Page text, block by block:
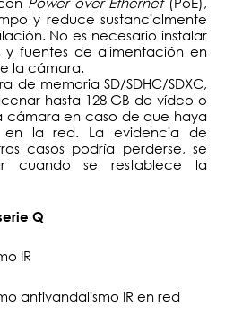
y reduce sustancialmente
No es necesario instalar
y fuentes de alimentación en
la cámara.
de memoria SD/SDHC/SDXC,
hasta 128 GB de vídeo o
cámara en caso de que haya
en la red. La evidencia de
casos podría perderse, se
cuando se restablece la
Q
IR
antivandalismo IR en red